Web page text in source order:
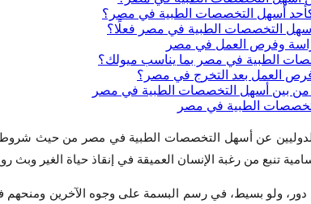
عن أسهل التخصصات الطبية في مصر من حيث شروط
تنبع من رغبة الإنسان العميقة في إنقاذ حياة الغير وبث
دور، ولو بسيط، في رسم البسمة على وجوه الآخرين ومنحهم